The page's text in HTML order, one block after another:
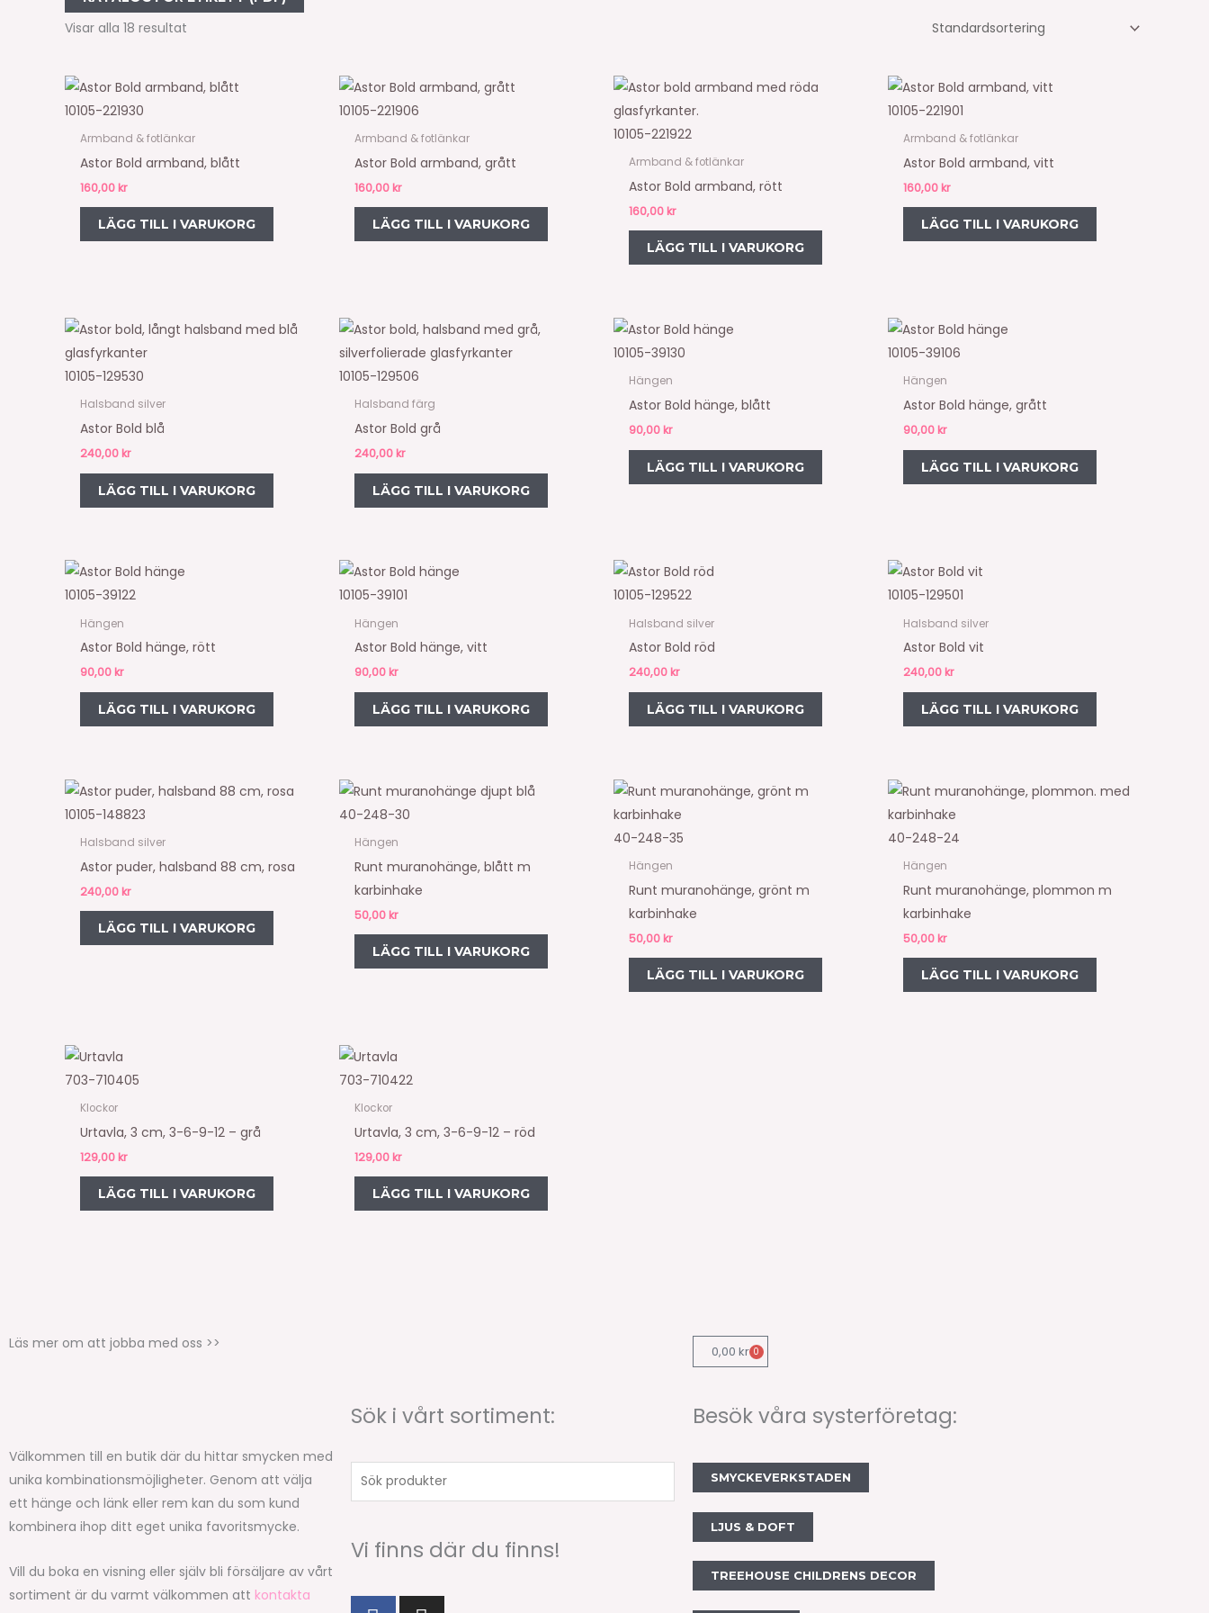
Visar alla 18 resultat
10105-221930
Armband & fotlänkar
Astor Bold armband, blått
160,00kr
LÄGG TILL I VARUKORG
10105-221906
Armband & fotlänkar
Astor Bold armband, grått
160,00kr
LÄGG TILL I VARUKORG
10105-221922
Armband & fotlänkar
Astor Bold armband, rött
160,00kr
LÄGG TILL I VARUKORG
10105-221901
Armband & fotlänkar
Astor Bold armband, vitt
160,00kr
LÄGG TILL I VARUKORG
10105-129530
Halsband silver
Astor Bold blå
240,00kr
LÄGG TILL I VARUKORG
10105-129506
Halsband färg
Astor Bold grå
240,00kr
LÄGG TILL I VARUKORG
10105-39130
Hängen
Astor Bold hänge, blått
90,00kr
LÄGG TILL I VARUKORG
10105-39106
Hängen
Astor Bold hänge, grått
90,00kr
LÄGG TILL I VARUKORG
10105-39122
Hängen
Astor Bold hänge, rött
90,00kr
LÄGG TILL I VARUKORG
10105-39101
Hängen
Astor Bold hänge, vitt
90,00kr
LÄGG TILL I VARUKORG
10105-129522
Halsband silver
Astor Bold röd
240,00kr
LÄGG TILL I VARUKORG
10105-129501
Halsband silver
Astor Bold vit
240,00kr
LÄGG TILL I VARUKORG
10105-148823
Halsband silver
Astor puder, halsband 88 cm, rosa
240,00kr
LÄGG TILL I VARUKORG
40-248-30
Hängen
Runt muranohänge, blått m
karbinhake
50,00kr
LÄGG TILL I VARUKORG
40-248-35
Hängen
Runt muranohänge, grönt m
karbinhake
50,00kr
LÄGG TILL I VARUKORG
40-248-24
Hängen
Runt muranohänge, plommon m
karbinhake
50,00kr
LÄGG TILL I VARUKORG
703-710405
Klockor
Urtavla, 3 cm, 3-6-9-12 – grå
129,00kr
LÄGG TILL I VARUKORG
703-710422
Klockor
Urtavla, 3 cm, 3-6-9-12 – röd
129,00kr
LÄGG TILL I VARUKORG
Läs mer om att jobba med oss >> 0,00 kr 0
Varukorg
Välkommen till en butik där du hittar smycken med
unika kombinationsmöjligheter. Genom att välja
ett hänge och länk eller rem kan du som kund
kombinera ihop ditt eget unika favoritsmycke.
Vill du boka en visning eller själv bli försäljare av vårt
sortiment är du varmt välkommen att kontakta
Sök i vårt sortiment:
Sök
Vi finns där du finns!
F I
Besök våra systerföretag:
SMYCKEVERKSTADEN
LJUS & DOFT
TREEHOUSE CHILDRENS DECOR